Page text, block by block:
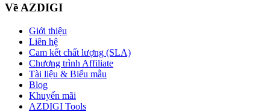
Về AZDIGI
Giới thiệu
Liên hệ
Cam kết chất lượng (SLA)
Chương trình Affiliate
Tài liệu & Biểu mẫu
Blog
Khuyến mãi
AZDIGI Tools